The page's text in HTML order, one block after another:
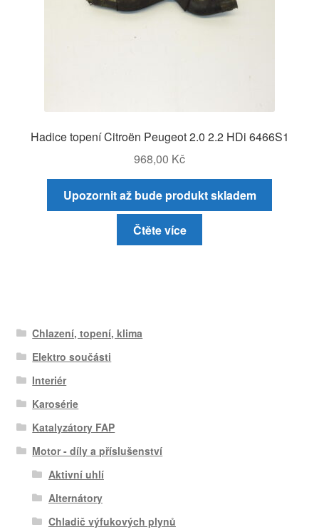
Hadice topení Citroën Peugeot 2.0 2.2 HDi 6466S1
968,00 Kč
Upozornit až bude produkt skladem
Čtěte více
Chlazení, topení, klima
Elektro součásti
Interiér
Karosérie
Katalyzátory FAP
Motor - díly a příslušenství
Aktivní uhlí
Alternátory
Chladič výfukových plynů